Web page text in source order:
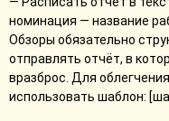
номинация — название
Обзоры обязательно
отправлять отчёт, в
вразброс. Для
использовать шаблон: